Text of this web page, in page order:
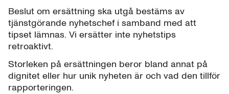
Beslut om ersättning ska utgå bestäms av
tjänstgörande nyhetschef i samband med att
tipset lämnas. Vi ersätter inte nyhetstips
retroaktivt.
Storleken på ersättningen beror bland annat på
dignitet eller hur unik nyheten är och vad den tillför
rapporteringen.